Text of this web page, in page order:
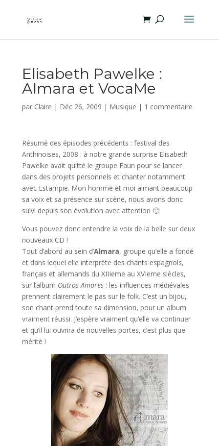
Elisabeth Pawelke :
Almara et VocaMe
par Claire | Déc 26, 2009 | Musique | 1 commentaire
Résumé des épisodes précédents : festival des
Anthinoises, 2008 : à notre grande surprise Elisabeth
Pawelke avait quitté le groupe Faun pour se lancer
dans des projets personnels et chanter notamment
avec Estampie. Mon homme et moi aimant beaucoup
sa voix et sa présence sur scène, nous avons donc
suivi depuis son évolution avec attention 🙂
Vous pouvez donc entendre la voix de la belle sur deux
nouveaux CD !
Tout d’abord au sein d’Almara, groupe qu’elle a fondé
et dans lequel elle interprète des chants espagnols,
français et allemands du XIIIeme au XVIeme siècles,
sur l’album Outros Amores: les influences médiévales
prennent clairement le pas sur le folk. C’est un bijou,
son chant prend toute sa dimension, pour un album
vraiment réussi. J’espère vraiment qu’elle va continuer
et qu’il lui ouvrira de nouvelles portes, c’est plus que
mérité !